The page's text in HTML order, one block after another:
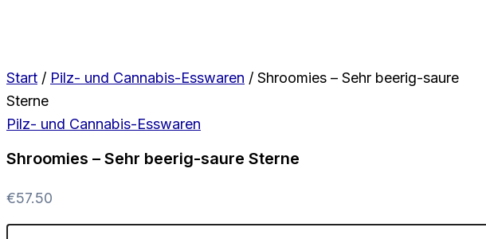
Start / Pilz- und Cannabis-Esswaren / Shroomies – Sehr beerig-saure
Sterne
Pilz- und Cannabis-Esswaren
Shroomies – Sehr beerig-saure Sterne
€57.50
Shroomies